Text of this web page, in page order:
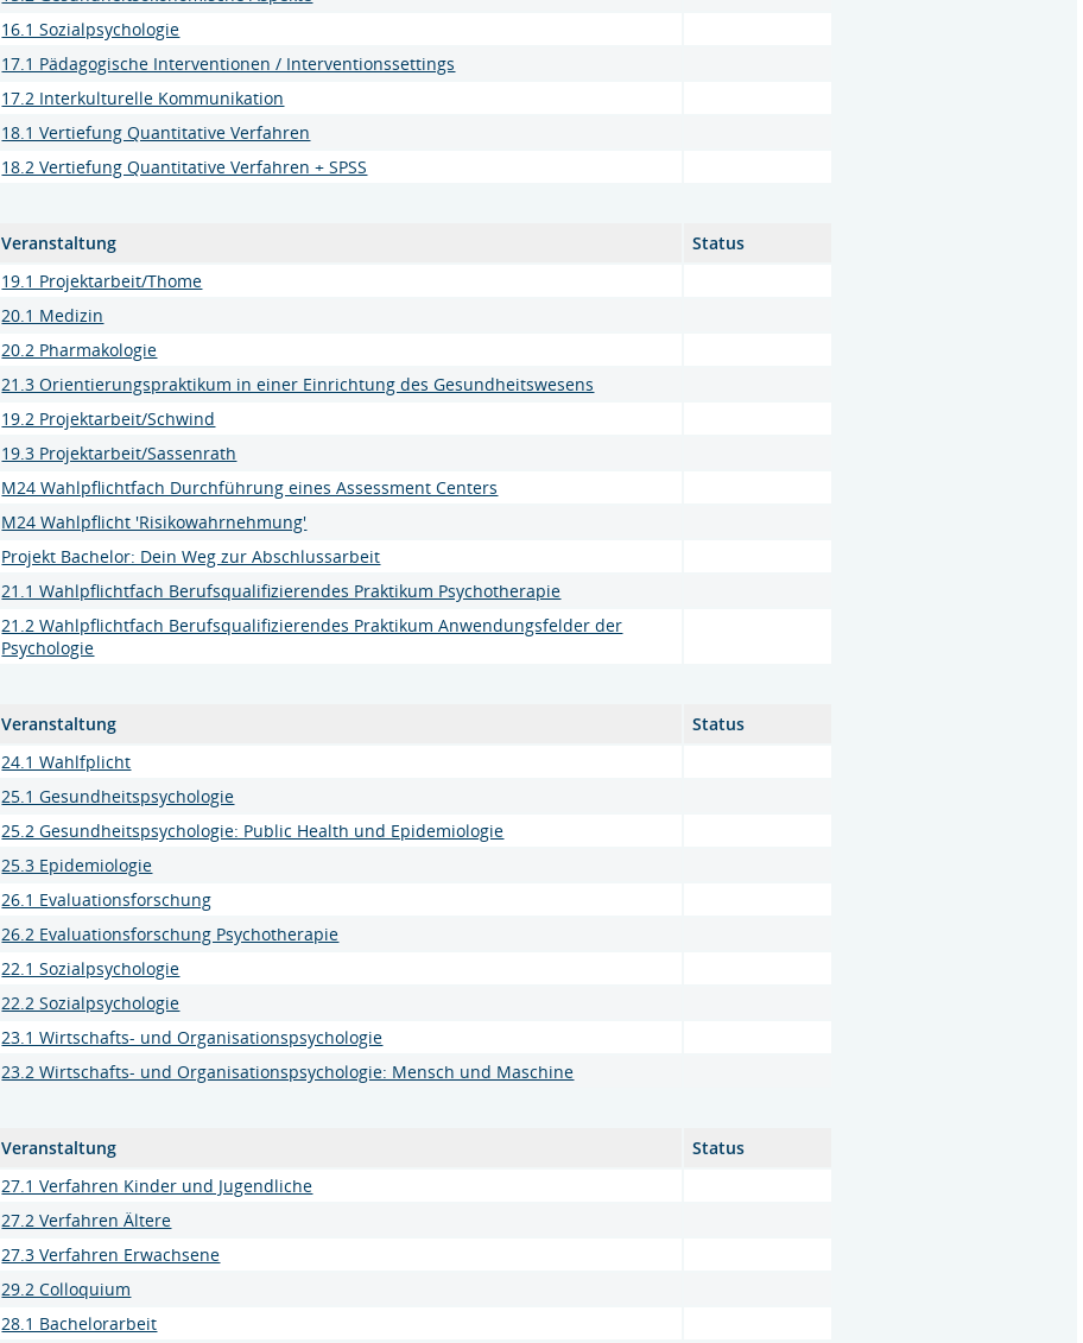
16.1 Sozialpsychologie
17.1 Pädagogische Interventionen / Interventionssettings
17.2 Interkulturelle Kommunikation
18.1 Vertiefung Quantitative Verfahren
18.2 Vertiefung Quantitative Verfahren + SPSS
Veranstaltung
Status
19.1 Projektarbeit/Thome
20.1 Medizin
20.2 Pharmakologie
21.3 Orientierungspraktikum in einer Einrichtung des Gesundheitswesens
19.2 Projektarbeit/Schwind
19.3 Projektarbeit/Sassenrath
M24 Wahlpflichtfach Durchführung eines Assessment Centers
M24 Wahlpflicht 'Risikowahrnehmung'
Projekt Bachelor: Dein Weg zur Abschlussarbeit
21.1 Wahlpflichtfach Berufsqualifizierendes Praktikum Psychotherapie
21.2 Wahlpflichtfach Berufsqualifizierendes Praktikum Anwendungsfelder der
Psychologie
Veranstaltung
Status
24.1 Wahlfplicht
25.1 Gesundheitspsychologie
25.2 Gesundheitspsychologie: Public Health und Epidemiologie
25.3 Epidemiologie
26.1 Evaluationsforschung
26.2 Evaluationsforschung Psychotherapie
22.1 Sozialpsychologie
22.2 Sozialpsychologie
23.1 Wirtschafts- und Organisationspsychologie
23.2 Wirtschafts- und Organisationspsychologie: Mensch und Maschine
Veranstaltung
Status
27.1 Verfahren Kinder und Jugendliche
27.2 Verfahren Ältere
27.3 Verfahren Erwachsene
29.2 Colloquium
28.1 Bachelorarbeit